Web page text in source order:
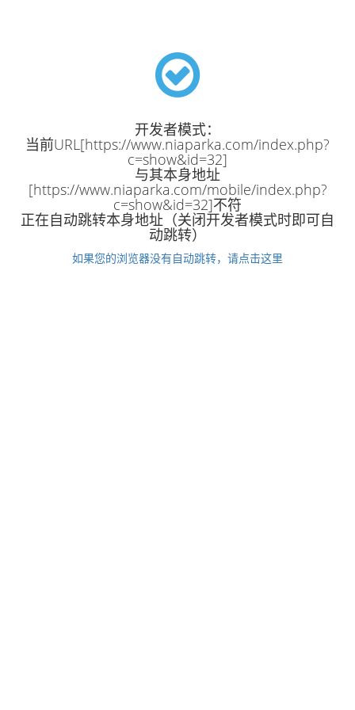
开发者模式：
当前URL[https://www.niaparka.com/index.php?
c=show&id=32]
与其本身地址
[https://www.niaparka.com/mobile/index.php?
c=show&id=32]不符
正在自动跳转本身地址（关闭开发者模式时即可自
动跳转）
如果您的浏览器没有自动跳转，请点击这里